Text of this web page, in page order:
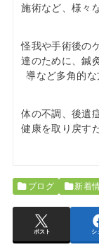
施術など、様々
怪我や手術後の
達のために、鍼
導など多角的
体の不調、後遺
健康を取り戻す
ブログ 新着
ポスト シ